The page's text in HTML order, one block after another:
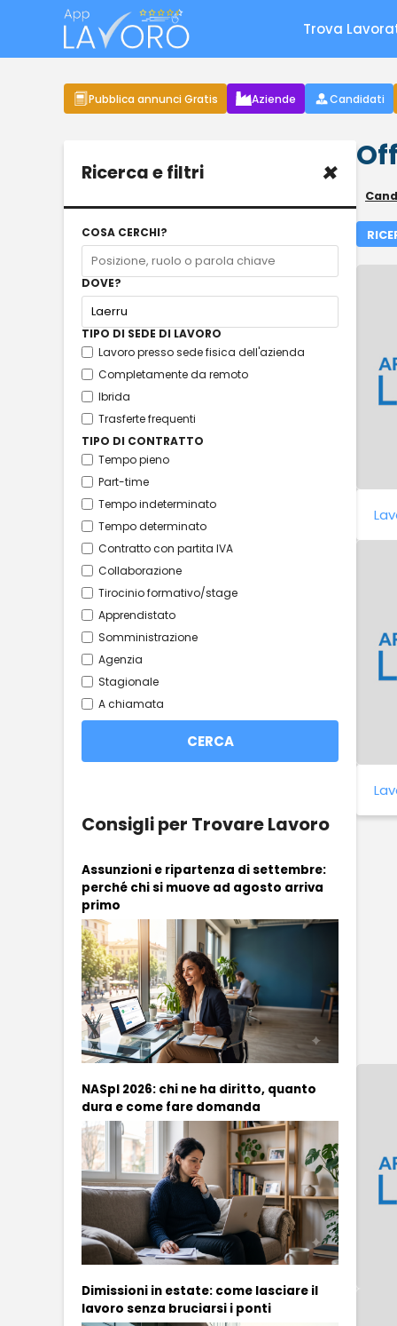
Trova
Pubblica annunci Gratis Aziende Candidati
Ricerca e filtri ×
COSA CERCHI?
DOVE?
TIPO DI SEDE DI LAVORO
Lavoro presso sede fisica dell'azienda
Completamente da remoto
Ibrida
Trasferte frequenti
TIPO DI CONTRATTO
Tempo pieno
Part-time
Tempo indeterminato
Tempo determinato
Contratto con partita IVA
Collaborazione
Tirocinio formativo/stage
Apprendistato
Somministrazione
Agenzia
Stagionale
A chiamata
Consigli per Trovare Lavoro
Assunzioni e ripartenza di settembre:
perché chi si muove ad agosto arriva
primo
NASpI 2026: chi ne ha diritto, quanto
dura e come fare domanda
Dimissioni in estate: come lasciare il
lavoro senza bruciarsi i ponti